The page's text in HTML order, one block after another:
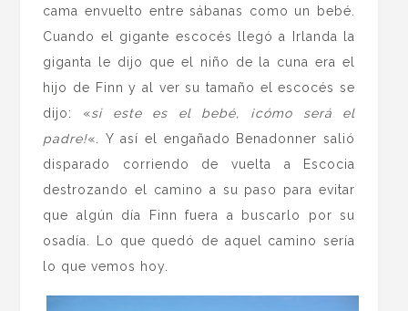
cama envuelto entre sábanas como un bebé.
Cuando el gigante escocés llegó a Irlanda la
giganta le dijo que el niño de la cuna era el
hijo de Finn y al ver su tamaño el escocés se
dijo: «si este es el bebé, ¡cómo será el
padre!«. Y así el engañado Benadonner salió
disparado corriendo de vuelta a Escocia
destrozando el camino a su paso para evitar
que algún día Finn fuera a buscarlo por su
osadía. Lo que quedó de aquel camino sería
lo que vemos hoy.